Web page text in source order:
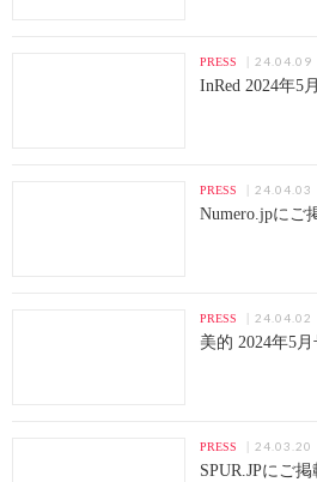
PRESS 24.04.09
InRed 2024年5
PRESS 24.04.03
Numero.jpにご
PRESS 24.04.02
美的 2024年5月
PRESS 24.03.20
SPUR.JPにご